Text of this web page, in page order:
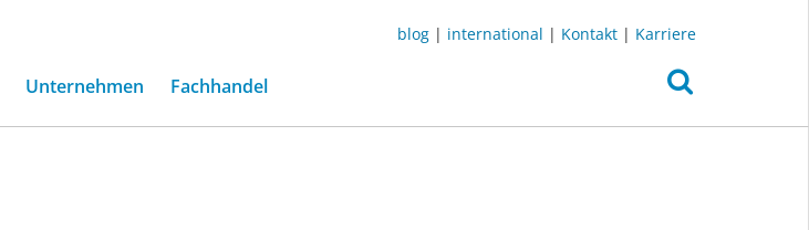
blog | international | Kontakt | Karriere
Unternehmen Fachhandel